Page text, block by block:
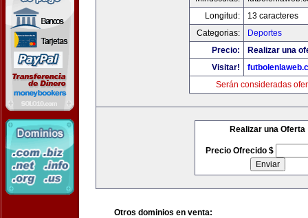
Longitud:
13 caracteres
Categorias:
Deportes
Precio:
Realizar una
Visitar!
Serán consideradas
Realizar una Oferta
Precio Ofrecido $
Otros dominios en venta: